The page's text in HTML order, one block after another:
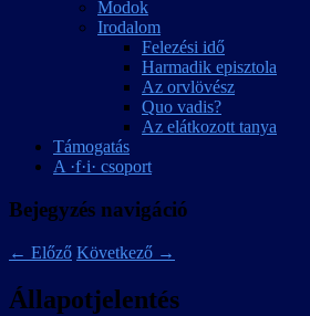
Modok
Irodalom
Felezési idő
Harmadik episztola
Az orvlövész
Quo vadis?
Az elátkozott tanya
Támogatás
A ·f·i· csoport
Bejegyzés navigáció
← Előző Következő →
Állapotjelentés